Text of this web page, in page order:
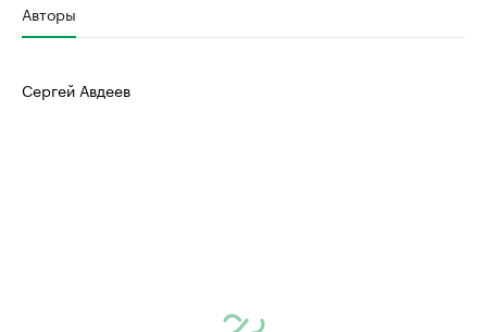
Авторы
Сергей Авдеев